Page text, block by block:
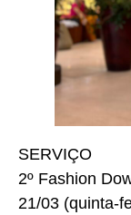
SERVIÇO
2º Fashion
21/03 (quinta-